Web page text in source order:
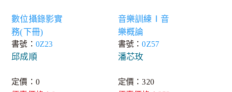
數位攝錄影實
務(下冊)
書號： 0Z23
邱成順
定價：0
音樂訓練Ⅰ音
樂概論
書號：0Z57
潘芯玫
定價：320